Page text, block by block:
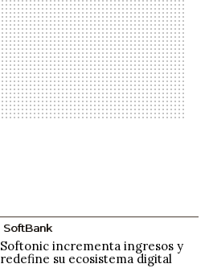
SoftBank
Softonic incrementa ingresos y
redefine su ecosistema digital